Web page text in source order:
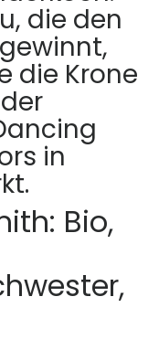
die den
die Krone
in
Bio,